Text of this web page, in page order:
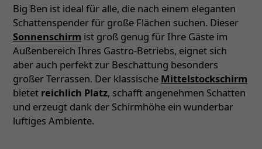
Big Ben ist ideal für alle, die nach einem eleganten
Schattenspender für große Flächen suchen. Dieser
Sonnenschirm ist groß genug für Ihre Gäste im
Außenbereich Ihres Gastro-Betriebs, eignet sich
aber auch perfekt zur Beschattung besonders
großer Terrassen. Der klassische Mittelstockschirm
bietet reichlich Platz, schafft angenehmen Schatten
und erzeugt dank der Schirmhöhe ein wunderbar
luftiges Ambiente.